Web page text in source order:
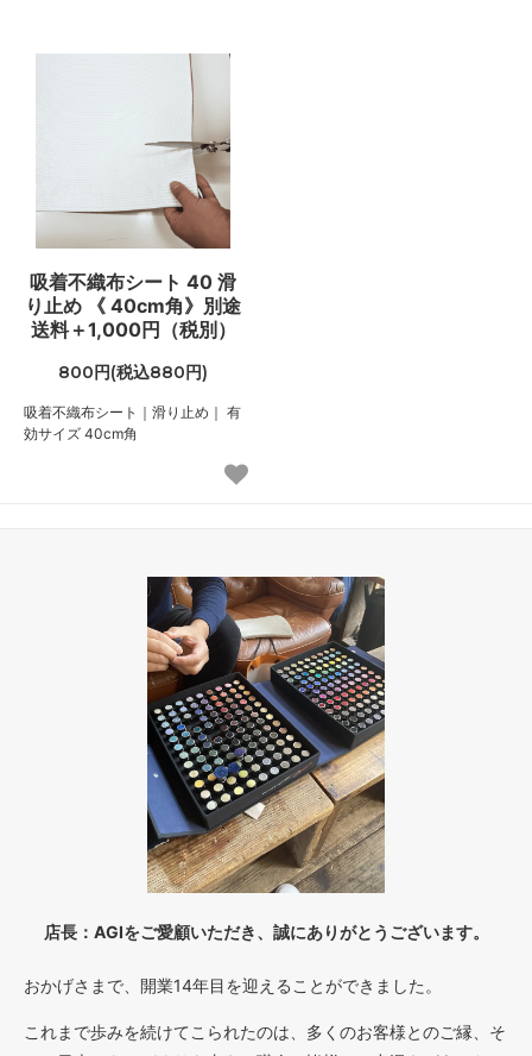
吸着不織布シート 40 滑
り止め 《 40cm角》別途
送料＋1,000円（税別）
800円(税込880円)
吸着不織布シート｜滑り止め｜ 有
効サイズ 40cm角
店長：AGIをご愛顧いただき、誠にありがとうございます。
おかげさまで、開業14年目を迎えることができました。
これまで歩みを続けてこられたのは、多くのお客様とのご縁、そ